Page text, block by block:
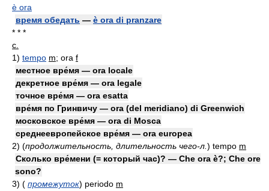
è ora
время обедать — è ora di pranzare
* * *
с.
1) tempo m; ora f
местное вре́мя — ora locale
декретное вре́мя — ora legale
точное вре́мя — ora esatta
вре́мя по Гринвичу — ora (del meridiano) di Greenwich
московское вре́мя — ora di Mosca
среднеевропейское вре́мя — ora europea
2) (продолжительность, длительность чего-л. ) tempo m
Сколько вре́мени (= который час)? — Che ora è?; Che ore
sono?
3) ( промежуток) periodo m